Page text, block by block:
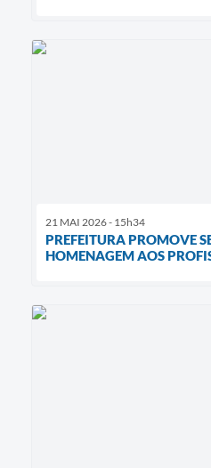
21 MAI 2026 - 15h34
PREFEITURA PROMOVE
HOMENAGEM AOS